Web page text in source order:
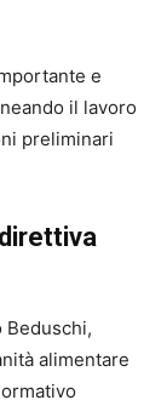
e
il lavoro
preliminari
Beduschi,
alimentare